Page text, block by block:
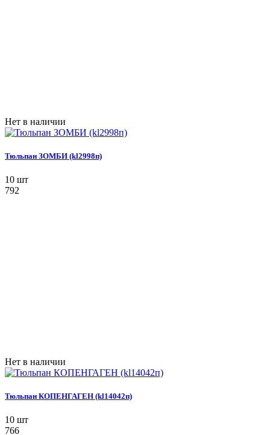
Нет в наличии
Тюльпан ЗОМБИ (kl2998п)
10 шт
792
Нет в наличии
Тюльпан КОПЕНГАГЕН (kl14042п)
10 шт
766